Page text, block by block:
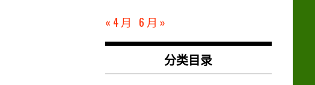
« 4 月
6 月 »
分类目录